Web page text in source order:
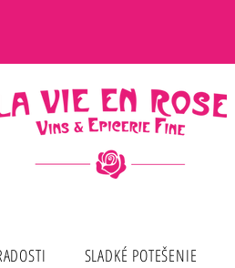
SLADKÉ POTEŠENIE